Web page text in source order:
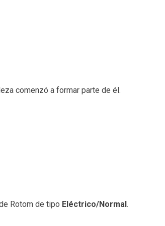
comenzó a formar parte de él.
Rotom de tipo Eléctrico/Normal.